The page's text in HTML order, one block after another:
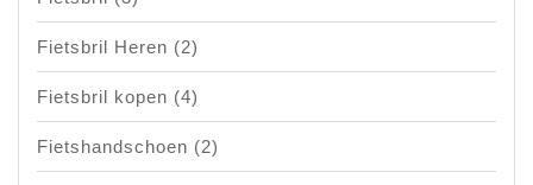
Fietsbril Heren (2)
Fietsbril kopen (4)
Fietshandschoen (2)